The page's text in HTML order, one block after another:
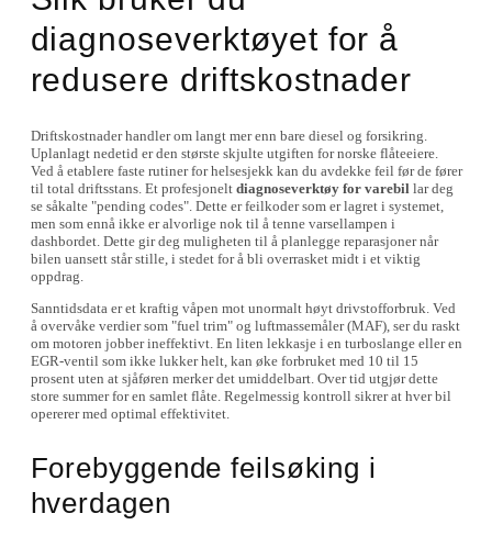
diagnoseverktøyet for å
redusere driftskostnader
Driftskostnader handler om langt mer enn bare diesel og forsikring.
Uplanlagt nedetid er den største skjulte utgiften for norske flåteeiere.
Ved å etablere faste rutiner for helsesjekk kan du avdekke feil før de fører
til total driftsstans. Et profesjonelt diagnoseverktøy for varebil lar deg
se såkalte "pending codes". Dette er feilkoder som er lagret i systemet,
men som ennå ikke er alvorlige nok til å tenne varsellampen i
dashbordet. Dette gir deg muligheten til å planlegge reparasjoner når
bilen uansett står stille, i stedet for å bli overrasket midt i et viktig
oppdrag.
Sanntidsdata er et kraftig våpen mot unormalt høyt drivstofforbruk. Ved
å overvåke verdier som "fuel trim" og luftmassemåler (MAF), ser du raskt
om motoren jobber ineffektivt. En liten lekkasje i en turboslange eller en
EGR-ventil som ikke lukker helt, kan øke forbruket med 10 til 15
prosent uten at sjåføren merker det umiddelbart. Over tid utgjør dette
store summer for en samlet flåte. Regelmessig kontroll sikrer at hver bil
opererer med optimal effektivitet.
Forebyggende feilsøking i
hverdagen